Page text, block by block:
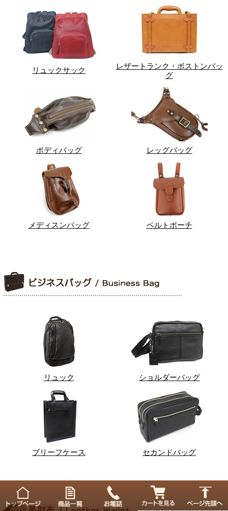
リュックサック
レザートランク・ボストンバッ
グ
ボディバッグ レッグバッグ
メディスンバッグ ベルトポーチ
リュック ショルダーバッグ
ブリーフケース セカンドバッグ